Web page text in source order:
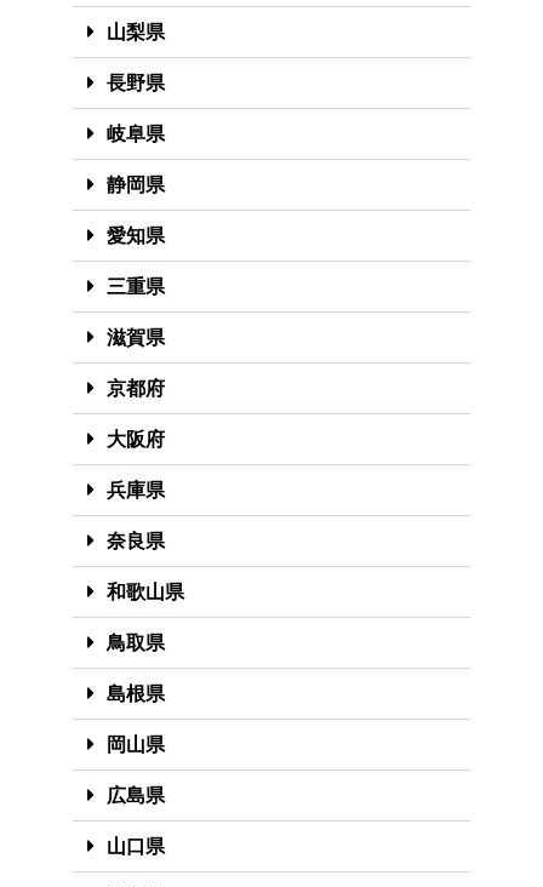
山梨県
長野県
岐阜県
静岡県
愛知県
三重県
滋賀県
京都府
大阪府
兵庫県
奈良県
和歌山県
鳥取県
島根県
岡山県
広島県
山口県